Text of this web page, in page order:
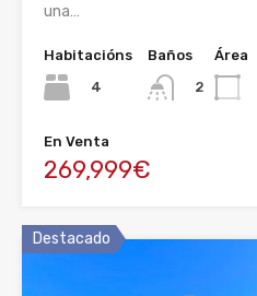
una…
Habitacións
4
Baños
2
Área
En Venta
269,999€
Destacado